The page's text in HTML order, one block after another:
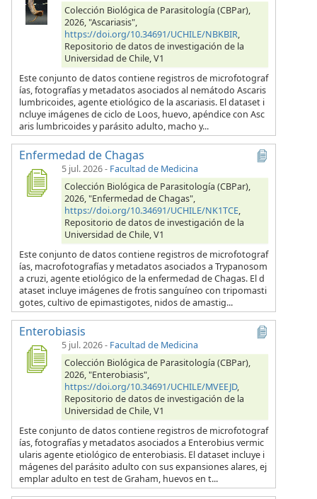
Colección Biológica de Parasitología (CBPar),
2026, "Ascariasis",
https://doi.org/10.34691/UCHILE/NBKBIR,
Repositorio de datos de investigación de la
Universidad de Chile, V1
Este conjunto de datos contiene registros de microfotograf
ías, fotografías y metadatos asociados al nemátodo Ascaris
lumbricoides, agente etiológico de la ascariasis. El dataset i
ncluye imágenes de ciclo de Loos, huevo, apéndice con Asc
aris lumbricoides y parásito adulto, macho y...
Enfermedad de Chagas
5 jul. 2026- Facultad de Medicina
Colección Biológica de Parasitología (CBPar),
2026, "Enfermedad de Chagas",
https://doi.org/10.34691/UCHILE/NK1TCE,
Repositorio de datos de investigación de la
Universidad de Chile, V1
Este conjunto de datos contiene registros de microfotograf
ías, macrofotografías y metadatos asociados a Trypanosom
a cruzi, agente etiológico de la enfermedad de Chagas. El d
ataset incluye imágenes de frotis sanguíneo con tripomasti
gotes, cultivo de epimastigotes, nidos de amastig...
Enterobiasis
5 jul. 2026- Facultad de Medicina
Colección Biológica de Parasitología (CBPar),
2026, "Enterobiasis",
https://doi.org/10.34691/UCHILE/MVEEJD,
Repositorio de datos de investigación de la
Universidad de Chile, V1
Este conjunto de datos contiene registros de microfotograf
ías, fotografías y metadatos asociados a Enterobius vermic
ularis agente etiológico de enterobiasis. El dataset incluye i
mágenes del parásito adulto con sus expansiones alares, ej
emplar adulto en test de Graham, huevos en t...